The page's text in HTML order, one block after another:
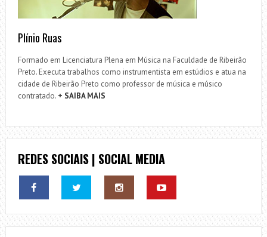
Plínio Ruas
Formado em Licenciatura Plena em Música na Faculdade de Ribeirão
Preto. Executa trabalhos como instrumentista em estúdios e atua na
cidade de Ribeirão Preto como professor de música e músico
contratado. + SAIBA MAIS
REDES SOCIAIS | SOCIAL MEDIA